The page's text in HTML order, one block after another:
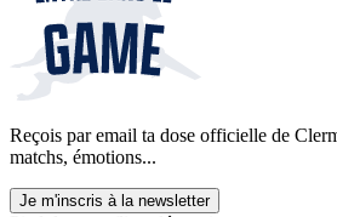
Reçois par email ta dose officielle de
matchs, émotions...
Je m'inscris à la newsletter